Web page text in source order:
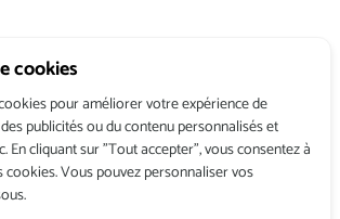
cookies
pour améliorer votre expérience de
publicités ou du contenu personnalisés et
En cliquant sur "Tout accepter", vous consentez à
Vous pouvez personnaliser vos
© 2026 Choose & Work. Tous droits réservés.
Tél: +33 (0) 1 80 522 522
: 156, avenue de Floréal – 1180 BRUXELLES